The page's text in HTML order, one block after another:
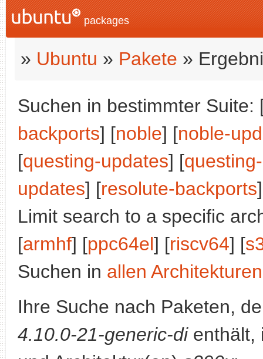
packages
» Ubuntu » Pakete »
Suchen in bestimmter Suite:
backports] [noble] [noble-
[questing-updates] [
updates] [resolute-backports
Limit search to a specific
[armhf] [ppc64el] [riscv64] [
Suchen in allen Architekturen
Ihre Suche nach Paketen,
4.10.0-21-generic-dienthält,